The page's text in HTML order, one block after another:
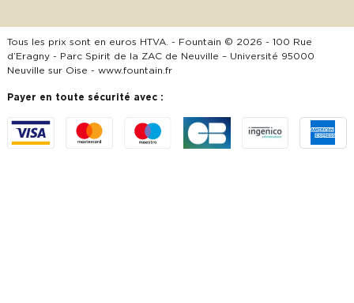
Tous les prix sont en euros HTVA. - Fountain © 2026 - 100 Rue
d’Eragny - Parc Spirit de la ZAC de Neuville – Université 95000
Neuville sur Oise - www.fountain.fr
Payer en toute sécurité avec :